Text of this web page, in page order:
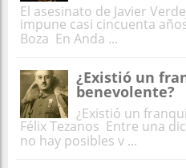
El asesinato de Javier
impune casi cincuenta
Boza En Anda ...
¿Existió un
benevolente?
¿Existió un
Félix Tezanos Entre una
no hay posibles v ...